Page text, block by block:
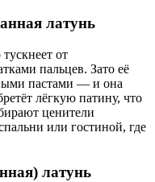
латунь
от
пальцев. Зато её
пастами — и она
лёгкую патину, что
ценители
или гостиной, где
латунь